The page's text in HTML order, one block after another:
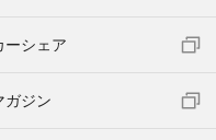
ーシェア
ガジン